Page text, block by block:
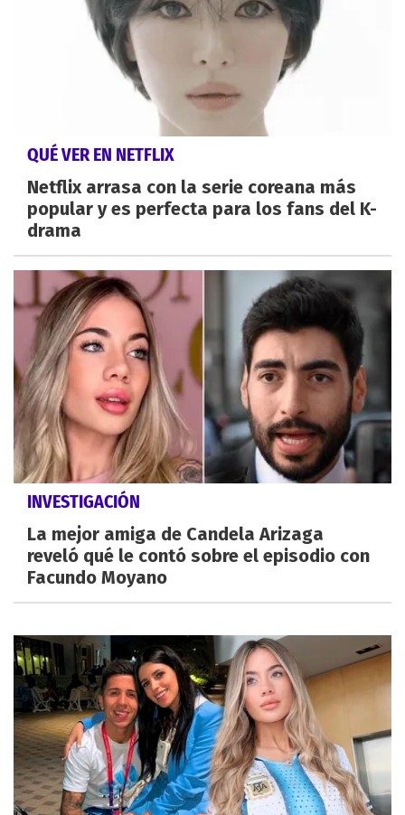
QUÉ VER EN NETFLIX
Netflix arrasa con la serie coreana más
popular y es perfecta para los fans del K-
drama
INVESTIGACIÓN
La mejor amiga de Candela Arizaga
reveló qué le contó sobre el episodio con
Facundo Moyano